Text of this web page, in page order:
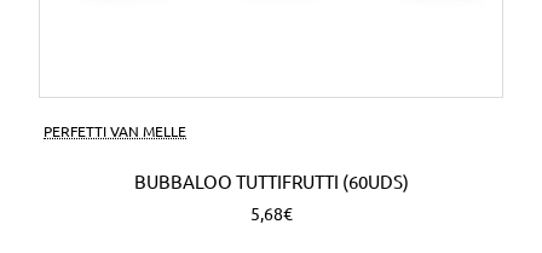
PERFETTI VAN MELLE
BUBBALOO TUTTIFRUTTI (60UDS)
5,68€